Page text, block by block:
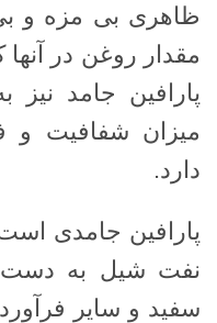
ظاهری بی مزه و
مقدار روغن در
پارافین جامد
میزان شفافیت و
دارد.
پارافین جامدی
نفت شیل به دست
سفید و سایر